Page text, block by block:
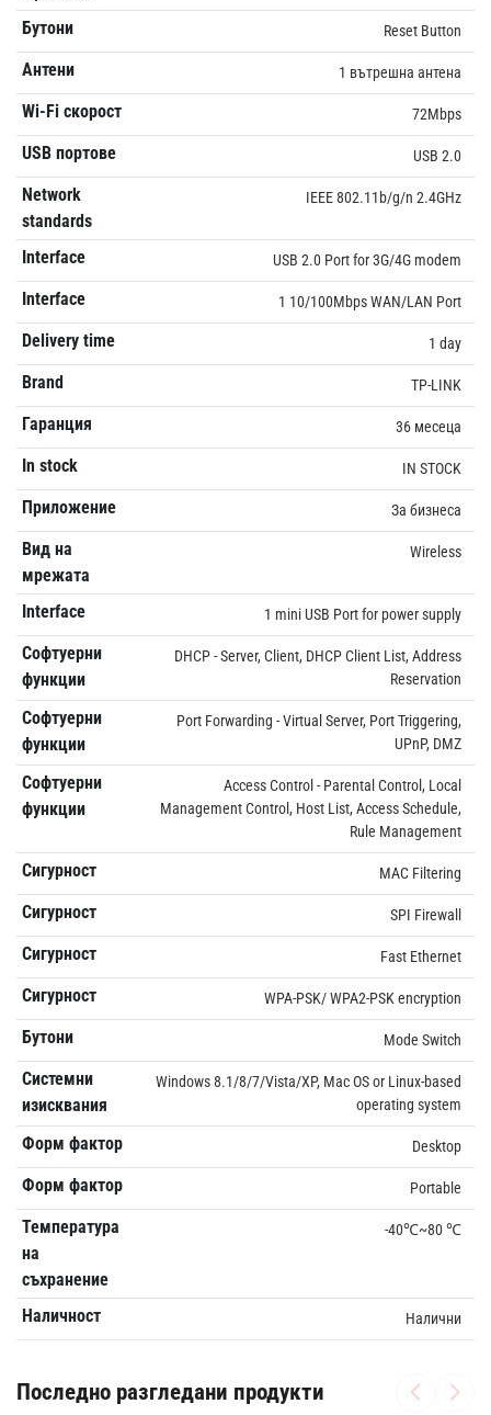
Бутони Reset Button
Антени 1 вътрешна антена
Wi-Fi скорост 72Mbps
USB портове USB 2.0
Network
standards
IEEE 802.11b/g/n 2.4GHz
Interface USB 2.0 Port for 3G/4G modem
Interface 1 10/100Mbps WAN/LAN Port
Delivery time 1 day
Brand TP-LINK
Гаранция 36 месеца
In stock IN STOCK
Приложение За бизнеса
Вид на
мрежата
Wireless
Interface 1 mini USB Port for power supply
Софтуерни
функции
DHCP - Server, Client, DHCP Client List, Address
Reservation
Софтуерни
функции
Port Forwarding - Virtual Server, Port Triggering,
UPnP, DMZ
Софтуерни
функции
Access Control - Parental Control, Local
Management Control, Host List, Access Schedule,
Rule Management
Сигурност MAC Filtering
Сигурност SPI Firewall
Сигурност Fast Ethernet
Сигурност WPA-PSK/ WPA2-PSK encryption
Бутони Mode Switch
Системни
изисквания
Windows 8.1/8/7/Vista/XP, Mac OS or Linux-based
operating system
Форм фактор Desktop
Форм фактор Portable
Температура
на
съхранение
-40℃~80 ℃
Наличност Налични
Последно разгледани продукти